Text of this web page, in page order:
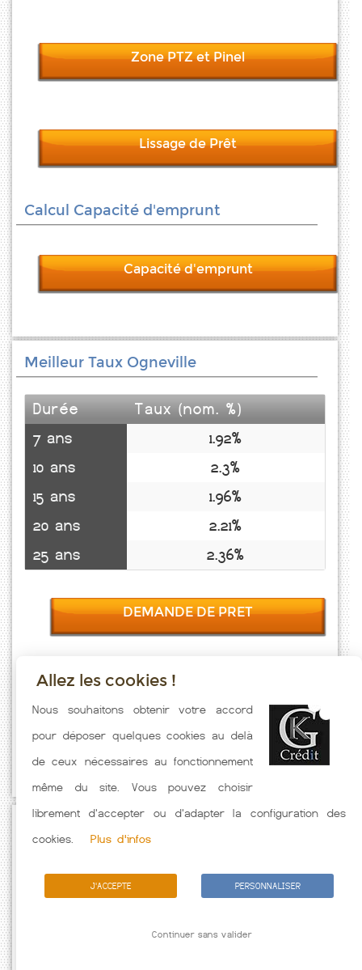
Zone PTZ et Pinel
Lissage de Prêt
Calcul Capacité d'emprunt
Capacité d'emprunt
Meilleur Taux Ogneville
Durée
Taux (nom. %)
7 ans
1.92%
10 ans
2.3%
15 ans
1.96%
20 ans
2.21%
25 ans
2.36%
DEMANDE DE PRET
Taux emprunt actualisés (Ogneville) toutes les semaines. Taux
Immobilier pratiqués par nos partenaires bancaires. Meilleur Taux
hors assurance. Taux crédit immobilier indicatif fonction des
caractéristiques de l'emprunteur.
Allez les cookies !
Nous souhaitons obtenir votre accord
pour déposer quelques cookies au delà
de ceux nécessaires au fonctionnement
même du site. Vous pouvez choisir
librement d'accepter ou d'adapter la configuration des
cookies.
Plus d'infos
J'ACCEPTE PERSONNALISER
Continuer sans valider